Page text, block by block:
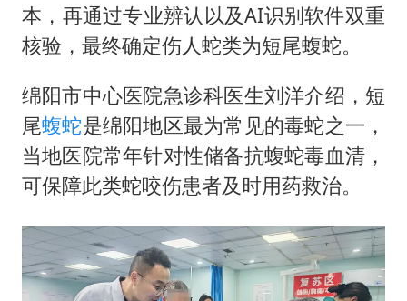
本，再通过专业辨认以及AI识别软件双重
核验，最终确定伤人蛇类为短尾蝮蛇。
绵阳市中心医院急诊科医生刘洋介绍，短
尾蝮蛇是绵阳地区最为常见的毒蛇之一，
当地医院常年针对性储备抗蝮蛇毒血清，
可保障此类蛇咬伤患者及时用药救治。